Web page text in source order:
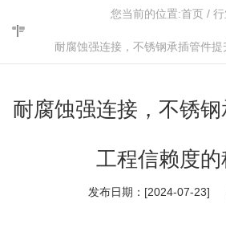
您当前的位置:首页/
耐腐蚀强连接，不锈钢承插管件
耐腐蚀强连接，不锈
工程信赖度
发布日期：[2024-07-23]